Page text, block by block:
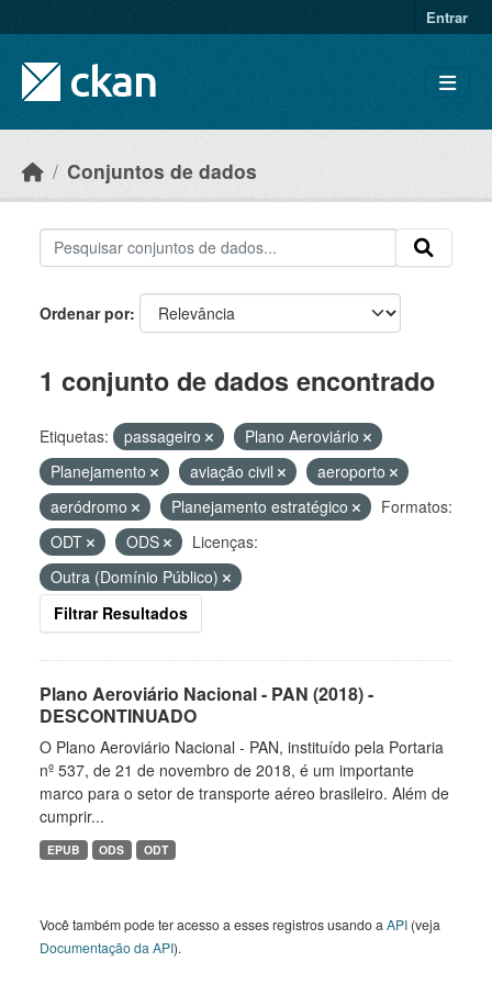
Entrar
Conjuntos de dados
Ordenar por
1 conjunto de dados encontrado
Etiquetas: passageiro
Plano Aeroviário
Planejamento
aviação civil
aeroporto
aeródromo
Planejamento estratégico
Formatos:
ODT
ODS
Licenças:
Outra (Domínio Público)
Filtrar Resultados
Plano Aeroviário Nacional - PAN (2018) -
DESCONTINUADO
O Plano Aeroviário Nacional - PAN, instituído pela Portaria
nº 537, de 21 de novembro de 2018, é um importante
marco para o setor de transporte aéreo brasileiro. Além de
cumprir...
EPUB ODS ODT
Você também pode ter acesso a esses registros usando a API (veja
Documentação da API).